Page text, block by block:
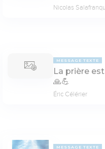
Nicolas
MESSAGE TEXTE
La prière
🙏💪
Éric Célérier
MESSAGE TEXTE